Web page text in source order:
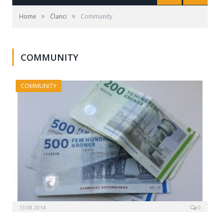
Home » Članci » Community
COMMUNITY
COMMUNITY
13.08.2014 0